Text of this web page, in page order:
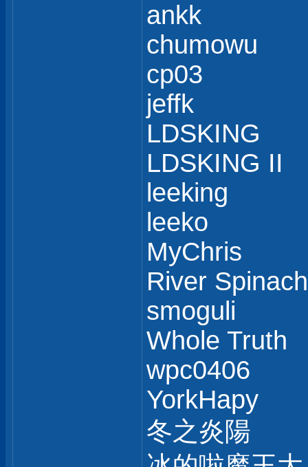
ankk
chumowu
cp03
jeffk
LDSKING
LDSKING II
leeking
leeko
MyChris
River Spinach
smoguli
Whole Truth
wpc0406
YorkHapy
冬之炎陽